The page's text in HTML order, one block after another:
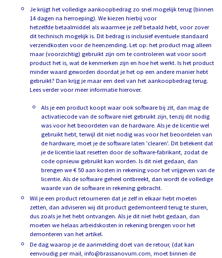
Je krijgt het volledige aankoopbedrag zo snel mogelijk terug (binnen
14 dagen na herroeping). We kiezen hierbij voor
hetzelfde betaalmiddel als waarmee je zelf betaald hebt, voor zover
dit technisch mogelijk is. Dit bedrag is inclusief eventuele standaard
verzendkosten voor de heenzending. Let op: het product mag alleen
maar (voorzichtig) gebruikt zijn om te controleren wat voor soort
product het is, wat de kenmerken zijn en hoe het werkt. Is het product
minder waard geworden doordat je het op een andere manier hebt
gebruikt? Dan krijg je maar een deel van het aankoopbedrag terug.
Lees verder voor meer informatie hierover.
Als je een product koopt waar ook software bij zit, dan mag de
activatiecode van de software niet gebruikt zijn, tenzij dit nodig
was voor het beoordelen van de hardware. Als je de licentie wel
gebruikt hebt, terwijl dit niet nodig was voor het beoordelen van
de hardware, moet je de software laten 'clearen'. Dit betekent dat
je de licentie laat resetten door de software-fabrikant, zodat de
code opnieuw gebruikt kan worden. Is dit niet gedaan, dan
brengen we € 50 aan kosten in rekening voor het vrijgeven van de
licentie. Als de software geheel ontbreekt, dan wordt de volledige
waarde van de software in rekening gebracht.
Wil je een product retourneren dat je zelf in elkaar hebt moeten
zetten, dan adviseren wij dit product gedemonteerd terug te sturen,
dus zoals je het hebt ontvangen. Als je dit niet hebt gedaan, dan
moeten we helaas arbeidskosten in rekening brengen voor het
demonteren van het artikel.
De dag waarop je de aanmelding doet van de retour, (dat kan
eenvoudig per mail, info@brassanovum.com, moet binnen de